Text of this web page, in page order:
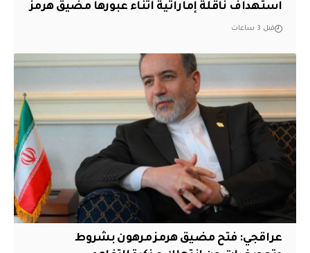
استهداف ناقلة إماراتية أثناء عبورها مضيق هرمز
قبل 3 ساعات
عراقجي: فتح مضيق هرمز مرهون بشروط